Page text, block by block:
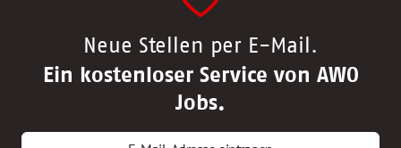
Neue Stellen per E-Mail.
Ein kostenloser Service von AWO
Jobs.